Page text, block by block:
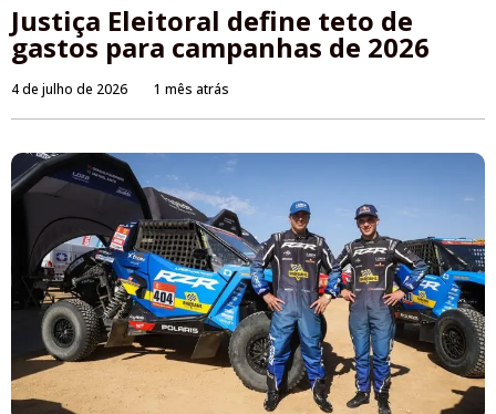
Justiça Eleitoral define teto de
gastos para campanhas de 2026
4 de julho de 2026 1 mês atrás